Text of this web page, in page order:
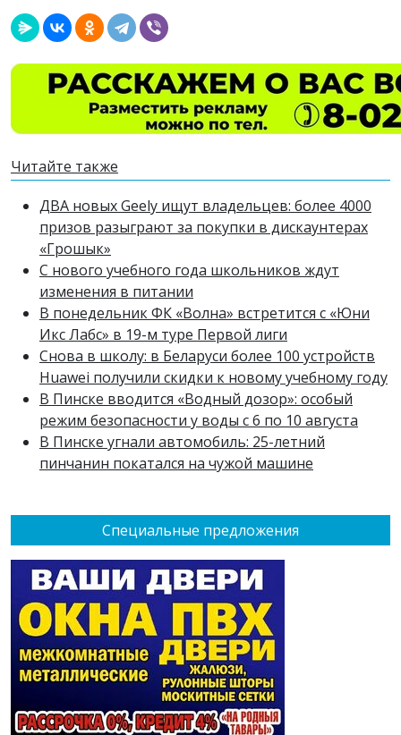
Специальные предложения
Читайте также
ДВА новых Geely ищут владельцев: более 4000
призов разыграют за покупки в дискаунтерах
«Грошык»
С нового учебного года школьников ждут
изменения в питании
В понедельник ФК «Волна» встретится с «Юни
Икс Лабс» в 19-м туре Первой лиги
Снова в школу: в Беларуси более 100 устройств
Huawei получили скидки к новому учебному году
В Пинске вводится «Водный дозор»: особый
режим безопасности у воды с 6 по 10 августа
В Пинске угнали автомобиль: 25-летний
пинчанин покатался на чужой машине